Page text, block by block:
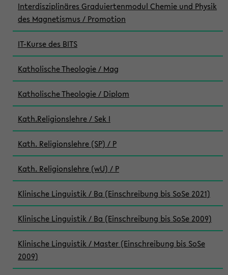
Interdisziplinäres Graduiertenmodul Chemie und Physik
des Magnetismus / Promotion
IT-Kurse des BITS
Katholische Theologie / Mag
Katholische Theologie / Diplom
Kath.Religionslehre / Sek I
Kath. Religionslehre (SP) / P
Kath. Religionslehre (wU) / P
Klinische Linguistik / Ba (Einschreibung bis SoSe 2021)
Klinische Linguistik / Ba (Einschreibung bis SoSe 2009)
Klinische Linguistik / Master (Einschreibung bis SoSe
2009)